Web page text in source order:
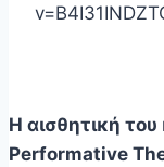
Η αισθητική
Performative